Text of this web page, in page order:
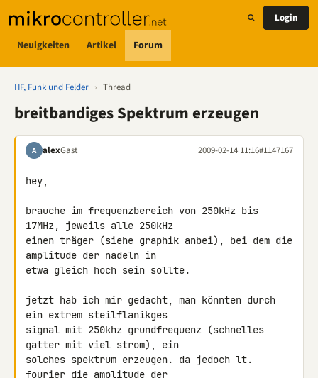
Neuigkeiten Artikel Forum
Login
HF, Funk und Felder › Thread
breitbandiges Spektrum erzeugen
A alexGast 2009-02-14 11:16#1147167
hey,
brauche im frequenzbereich von 250kHz bis
17MHz, jeweils alle 250kHz
einen träger (siehe graphik anbei), bei dem die
amplitude der nadeln in
etwa gleich hoch sein sollte.
jetzt hab ich mir gedacht, man könnten durch
ein extrem steilflanikges
signal mit 250khz grundfrequenz (schnelles
gatter mit viel strom), ein
solches spektrum erzeugen. da jedoch lt.
fourier die amplitude der